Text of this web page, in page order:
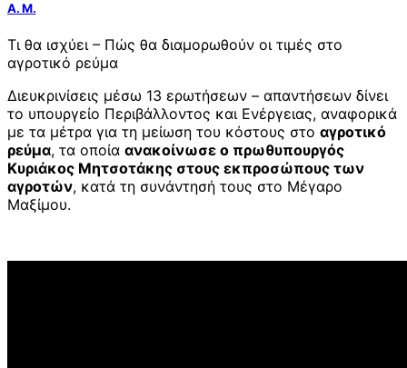
Α. Μ.
Τι θα ισχύει – Πώς θα διαμορωθούν οι τιμές στο
αγροτικό ρεύμα
Διευκρινίσεις μέσω 13 ερωτήσεων – απαντήσεων δίνει
το υπουργείο Περιβάλλοντος και Ενέργειας, αναφορικά
με τα μέτρα για τη μείωση του κόστους στο αγροτικό
ρεύμα, τα οποία ανακοίνωσε ο πρωθυπουργός
Κυριάκος Μητσοτάκης στους εκπροσώπους των
αγροτών, κατά τη συνάντησή τους στο Μέγαρο
Μαξίμου.